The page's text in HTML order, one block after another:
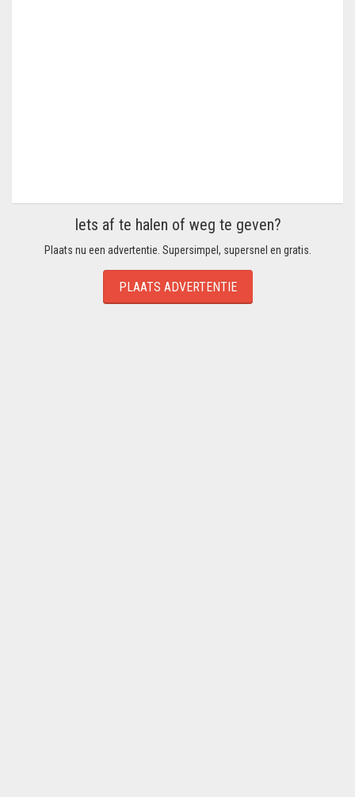
Iets af te halen of weg te geven?
Plaats nu een advertentie. Supersimpel, supersnel en gratis.
PLAATS ADVERTENTIE